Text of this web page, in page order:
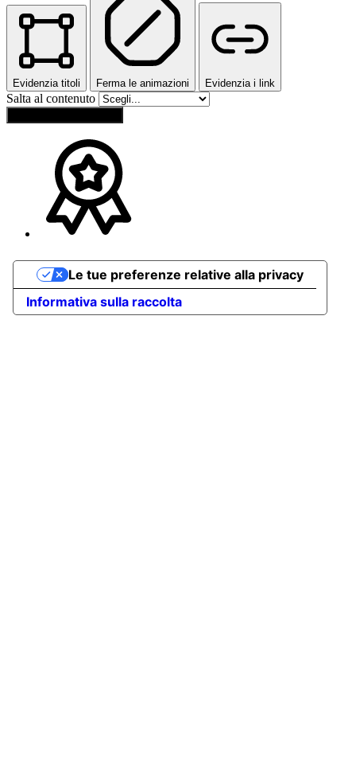
Evidenzia titoli Ferma le animazioni Evidenzia i link
Salta al contenuto
Informativa sulla raccolta
Le tue preferenze relative alla privacy